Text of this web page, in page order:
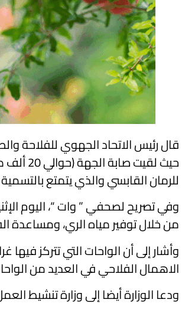
قال رئيس الاتحاد الجهوي للفلاحة
حيث
للرمان القابسي والذي يتمتع بالتسمية
وفي تصريح لصحفي ” وات “، اليوم
من خلال توفير مياه الري، ومساعدة
وأشار إلى أن الواحات التي تتركز
الاهمال الفلاحي في العديد من
ودعا الوزارة أيضا إلى وزارة تنشيط